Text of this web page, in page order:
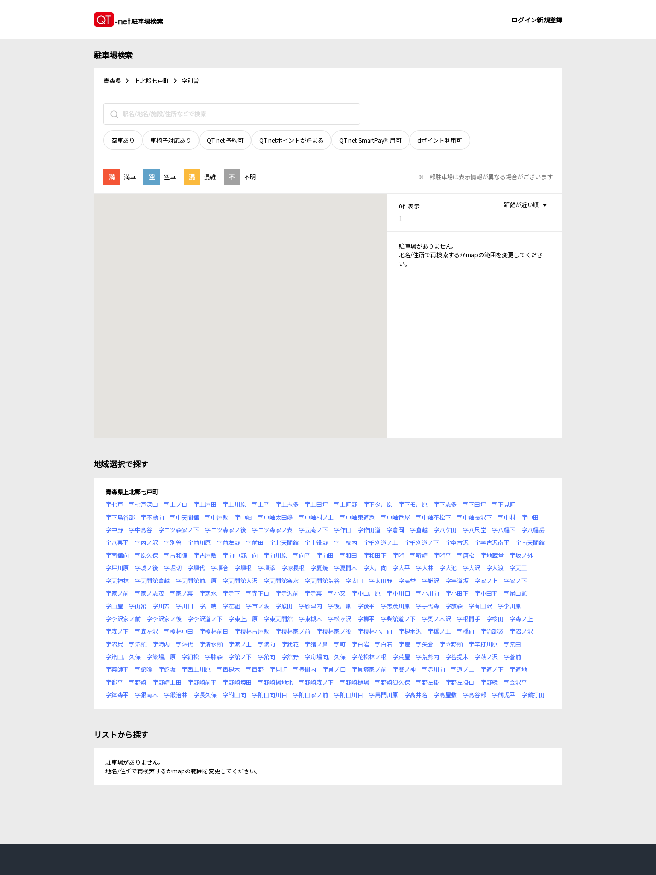
駐車場検索 ログイン新規登録
駐車場検索
青森県 上北郡七戸町 字別曽
空車あり 車椅子対応あり QT-net 予約可 QT-netポイントが貯まる QT-net SmartPay利用可 dポイント利用可
満 満車 空 空車 混 混雑 不 不明 ※一部駐車場は表示情報が異なる場合がございます
0件表示
1
距離が近い順
駐車場がありません。
地名/住所で再検索するかmapの範囲を変更してくださ
い。
地域選択で探す
青森県上北郡七戸町
字七戸
字七戸深山 字上ノ山 字上屋田 字上川原 字上平 字上志多 字上田坪 字上町野 字下タ川原 字下モ川原 字下志多 字下田坪
字下見町
字下鳥谷部
字不動向 字中天間舘 字中屋敷 字中岫 字中岫太田嶋 字中岫村ノ上 字中岫東道添 字中岫番屋 字中岫花松下 字中岫長沢下 字中村
字中田
字中野
字中鳥谷 字二ツ森家ノ下 字二ツ森家ノ後 字二ツ森家ノ表 字五庵ノ下 字作田 字作田道 字倉岡 字倉越 字八ケ田 字八尺堂 字八幡下
字八幡岳
字八栗平
字内ノ沢 字別曽 字前川原 字前左野 字前田 字北天間舘 字十役野 字十枝内 字千刈道ノ上 字千刈道ノ下 字卒古沢 字卒古沢南平
字南天間舘
字南舘向
字原久保 字古和備 字古屋敷 字向中野川向 字向川原 字向平 字向田 字和田 字和田下 字哘 字哘崎 字哘平 字唐松 字地蔵堂
字坂ノ外
字坪川原
字城ノ後 字堀切 字堰代 字堰合 字堰根 字堰添 字塚長根 字夏焼 字夏間木 字大川向 字大平 字大林 字大池 字大沢 字大渡
字天王
字天神林
字天間舘倉越 字天間舘前川原 字天間舘大沢 字天間舘寒水 字天間舘荒谷 字太田 字太田野 字夷堂 字姥沢 字宇道坂 字家ノ上
字家ノ下
字家ノ前
字家ノ志茂 字家ノ裏 字寒水 字寺下 字寺下山 字寺沢前 字寺裏 字小又 字小山川原 字小川口 字小川向 字小田下 字小田平
字尾山頭
字山屋
字山舘 字川去 字川口 字川端 字左組 字市ノ渡 字底田 字影津内 字後川原 字後平 字志茂川原 字手代森 字放森 字有田沢
字李川原
字李沢家ノ前
字李沢家ノ後 字李沢道ノ下 字東上川原 字東天間舘 字東槻木 字松ヶ沢 字柳平 字柴舘道ノ下 字栗ノ木沢 字根間手 字桜田
字森ノ上
字森ノ下
字森ヶ沢 字榎林中田 字榎林前田 字榎林古屋敷 字榎林家ノ前 字榎林家ノ後 字榎林小川向 字槻木沢 字橋ノ上 字橋向 字治部袋
字沼ノ沢
字沼尻
字沼頭 字海内 字淋代 字清水頭 字渡ノ上 字渡向 字犹花 字猪ノ鼻 字町 字白岩 字白石 字皀 字矢倉 字立野頭 字竿打川原
字笊田
字笊田川久保
字簗場川原 字細松 字膝森 字舘ノ下 字舘向 字舘野 字舟場向川久保 字花松林ノ根 字荒屋 字荒熊内 字菩提木 字萩ノ沢
字蒼前
字薬師平
字蛇喰 字蛇坂 字西上川原 字西槻木 字西野 字見町 字豊間内 字貝ノ口 字貝塚家ノ前 字賽ノ神 字赤川向 字道ノ上 字道ノ下
字道地
字都平
字野崎 字野崎上田 字野崎前平 字野崎境田 字野崎揚地北 字野崎森ノ下 字野崎樋場 字野崎狐久保 字野左掛 字野左掛山 字野続
字金沢平
字鉢森平
字銀南木 字鍛治林 字長久保 字附田向 字附田向川目 字附田家ノ前 字附田川目 字馬門川原 字高井名 字高屋敷 字鳥谷部 字鶴児平 字鶴打田
リストから探す
駐車場がありません。
地名/住所で再検索するかmapの範囲を変更してください。